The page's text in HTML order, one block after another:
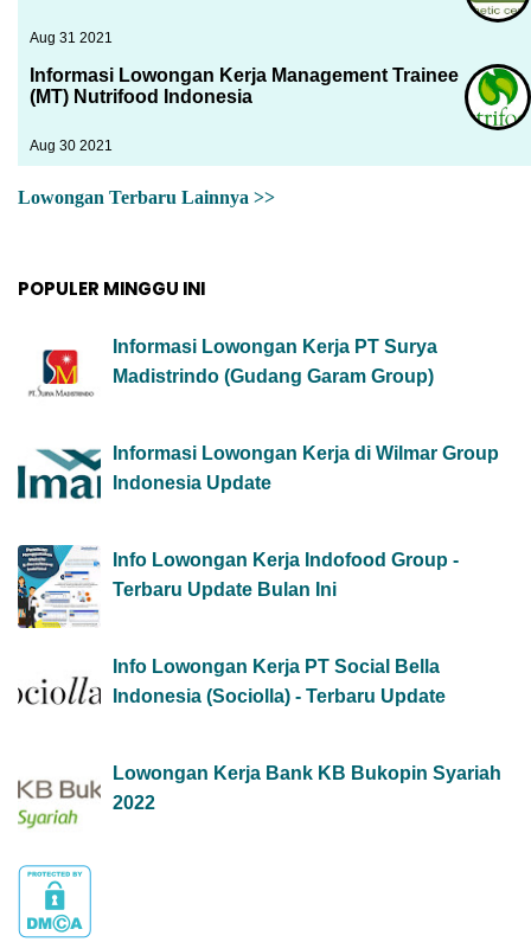
Aug 31 2021
Informasi Lowongan Kerja Management Trainee
(MT) Nutrifood Indonesia
Aug 30 2021
Lowongan Terbaru Lainnya >>
POPULER MINGGU INI
Informasi Lowongan Kerja PT Surya
Madistrindo (Gudang Garam Group)
Informasi Lowongan Kerja di Wilmar Group
Indonesia Update
Info Lowongan Kerja Indofood Group -
Terbaru Update Bulan Ini
Info Lowongan Kerja PT Social Bella
Indonesia (Sociolla) - Terbaru Update
Lowongan Kerja Bank KB Bukopin Syariah
2022